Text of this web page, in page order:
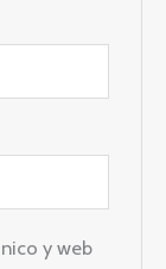
y web